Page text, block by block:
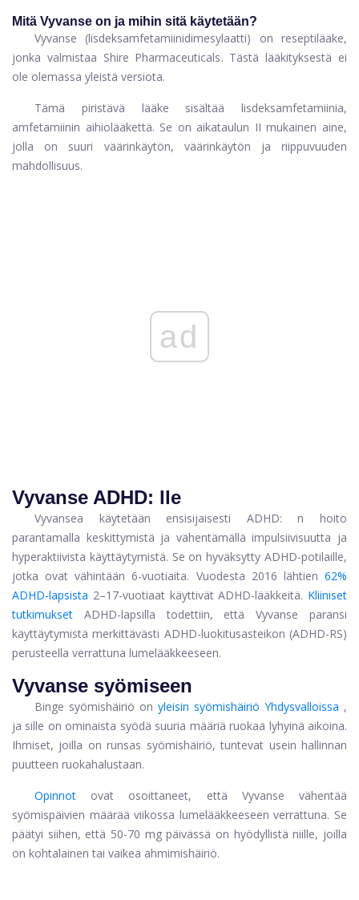
Mitä Vyvanse on ja mihin sitä käytetään?
Vyvanse (lisdeksamfetamiinidimesylaatti) on reseptilääke,
jonka valmistaa Shire Pharmaceuticals. Tästä lääkityksestä ei
ole olemassa yleistä versiota.
Tämä piristävä lääke sisältää lisdeksamfetamiinia,
amfetamiinin aihiolääkettä. Se on aikataulun II mukainen aine,
jolla on suuri väärinkäytön, väärinkäytön ja riippuvuuden
mahdollisuus.
ad
Vyvanse ADHD: lle
Vyvansea käytetään ensisijaisesti
ADHD: n hoito
parantamalla keskittymistä ja vähentämällä impulsiivisuutta ja
hyperaktiivista käyttäytymistä. Se on hyväksytty ADHD-potilaille,
jotka ovat vähintään 6-vuotiaita. Vuodesta 2016 lähtien 62%
ADHD-lapsista 2–17-vuotiaat käyttivät ADHD-lääkkeitä. Kliiniset
tutkimukset
ADHD-lapsilla todettiin, että Vyvanse paransi
käyttäytymistä merkittävästi ADHD-luokitusasteikon (ADHD-RS)
perusteella verrattuna lumelääkkeeseen.
Vyvanse syömiseen
Binge syömishäiriö on yleisin syömishäiriö Yhdysvalloissa ,
ja sille on ominaista syödä suuria määriä ruokaa lyhyinä aikoina.
Ihmiset, joilla on runsas syömishäiriö, tuntevat usein hallinnan
puutteen ruokahalustaan.
Opinnot
ovat osoittaneet, että Vyvanse vähentää
syömispäivien määrää viikossa lumelääkkeeseen verrattuna. Se
päätyi siihen, että 50-70 mg päivässä on hyödyllistä niille, joilla
on kohtalainen tai vaikea ahmimishäiriö.